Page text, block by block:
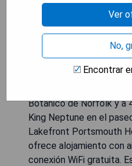
Botánico de Norfolk y a
King Neptune en el
Lakefront Portsmouth
ofrece alojamiento con
conexión WiFi gratuita.
Ver
No,
Encontrar